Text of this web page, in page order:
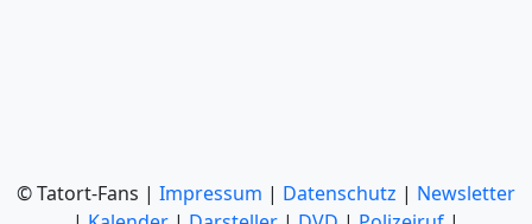
© Tatort-Fans | Impressum | Datenschutz | Newsletter